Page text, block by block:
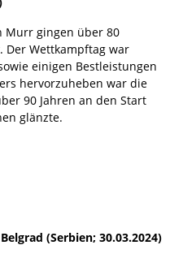
Murr gingen über 80
Der Wettkampftag war
einigen Bestleistungen
hervorzuheben war die
90 Jahren an den Start
glänzte.
(Serbien; 30.03.2024)